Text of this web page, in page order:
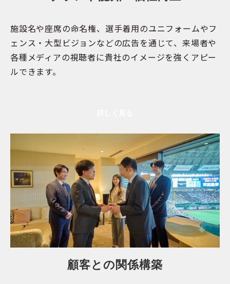
施設名や座席の命名権、選手着用のユニフォームやフ
ェンス・大型ビジョンなどの広告を通じて、来場者や
各種メディアの視聴者に貴社のイメージを強くアピー
ルできます。
顧客との関係構築